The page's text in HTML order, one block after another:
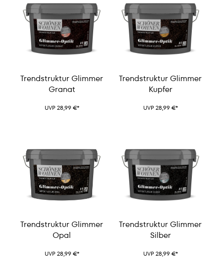
Trendstruktur Glimmer
Granat
UVP 28,99 €*
Trendstruktur Glimmer
Kupfer
UVP 28,99 €*
Trendstruktur Glimmer
Opal
UVP 28,99 €*
Trendstruktur Glimmer
Silber
UVP 28,99 €*